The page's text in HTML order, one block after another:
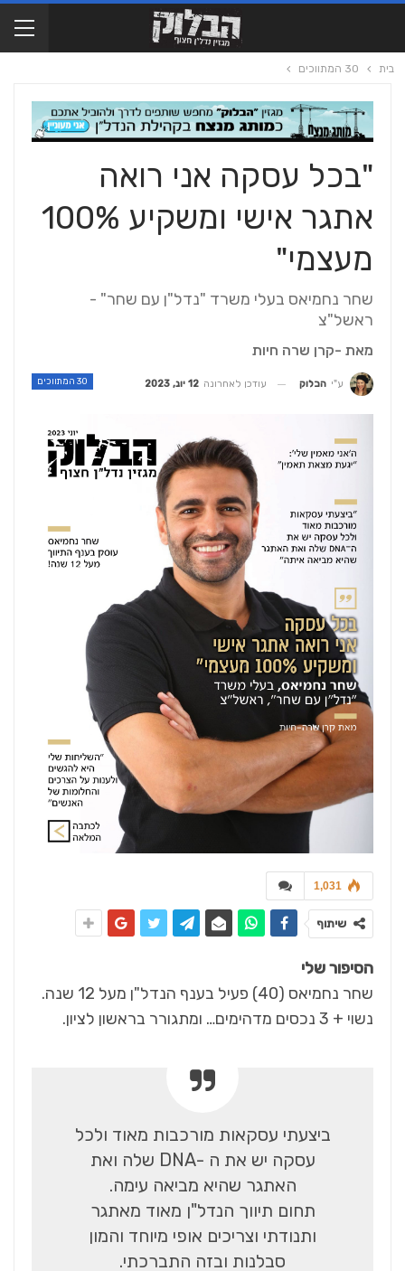
בית 30 המתווכים
"בכל עסקה אני רואה
אתגר אישי ומשקיע 100%
מעצמי"
שחר נחמיאס בעלי משרד "נדל"ן עם שחר" -
ראשל"צ
מאת -קרן שרה חיות
30 המתווכים ע"י הבלוק עודכן לאחרונה 12 יונ, 2023
1,031
שיתוף
הסיפור שלי
שחר נחמיאס (40) פעיל בענף הנדל"ן מעל 12 שנה.
נשוי + 3 נכסים מדהימים… ומתגורר בראשון לציון.
ביצעתי עסקאות מורכבות מאוד ולכל
עסקה יש את ה -DNA שלה ואת
האתגר שהיא מביאה עימה.
תחום תיווך הנדל"ן מאוד מאתגר
ותנודתי וצריכים אופי מיוחד והמון
סבלנות ובזה התברכתי.